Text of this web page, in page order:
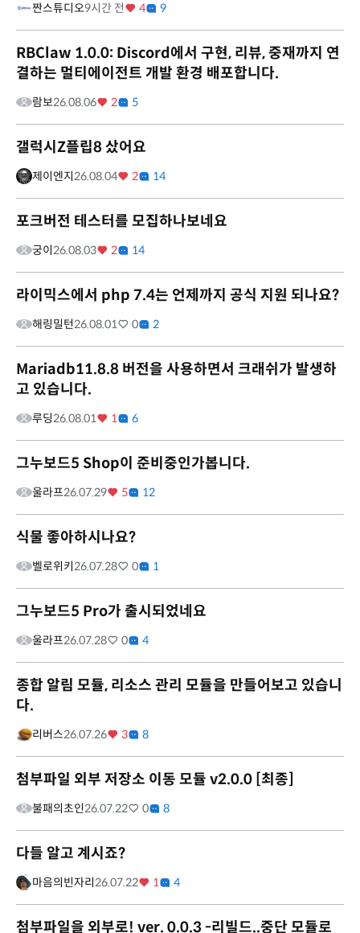
짠스튜디오9시간 전 4 9
RBClaw 1.0.0: Discord에서 구현, 리뷰, 중재까지 연
결하는 멀티에이전트 개발 환경 배포합니다.
람보26.08.06 2 5
갤럭시Z플립8 샀어요
제이엔지26.08.04 2 14
포크버전 테스터를 모집하나보네요
궁이26.08.03 2 14
라이믹스에서 php 7.4는 언제까지 공식 지원 되나요?
해링밀턴26.08.01 0 2
Mariadb11.8.8 버전을 사용하면서 크래쉬가 발생하
고 있습니다.
루딩26.08.01 1 6
그누보드5 Shop이 준비중인가봅니다.
울라프26.07.29 5 12
식물 좋아하시나요?
벨로위키26.07.28 0 1
그누보드5 Pro가 출시되었네요
울라프26.07.28 0 4
종합 알림 모듈, 리소스 관리 모듈을 만들어보고 있습니
다.
리버스26.07.26 3 8
첨부파일 외부 저장소 이동 모듈 v2.0.0 [최종]
불패의초인26.07.22 0 8
다들 알고 계시죠?
마음의빈자리26.07.22 1 4
첨부파일을 외부로! ver. 0.0.3 -리빌드..중단 모듈로